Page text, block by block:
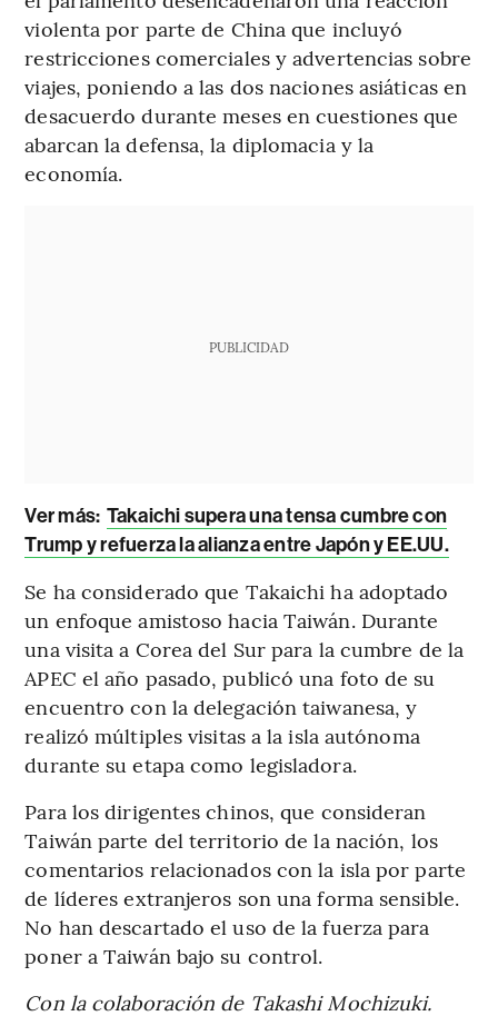
violenta por parte de China que incluyó
restricciones comerciales y advertencias sobre
viajes, poniendo a las dos naciones asiáticas en
desacuerdo durante meses en cuestiones que
abarcan la defensa, la diplomacia y la
economía.
PUBLICIDAD
Ver más: Takaichi supera una tensa cumbre con
Trump y refuerza la alianza entre Japón y EE.UU.
Se ha considerado que Takaichi ha adoptado
un enfoque amistoso hacia Taiwán. Durante
una visita a Corea del Sur para la cumbre de la
APEC el año pasado, publicó una foto de su
encuentro con la delegación taiwanesa, y
realizó múltiples visitas a la isla autónoma
durante su etapa como legisladora.
Para los dirigentes chinos, que consideran
Taiwán parte del territorio de la nación, los
comentarios relacionados con la isla por parte
de líderes extranjeros son una forma sensible.
No han descartado el uso de la fuerza para
poner a Taiwán bajo su control.
Con la colaboración de Takashi Mochizuki.